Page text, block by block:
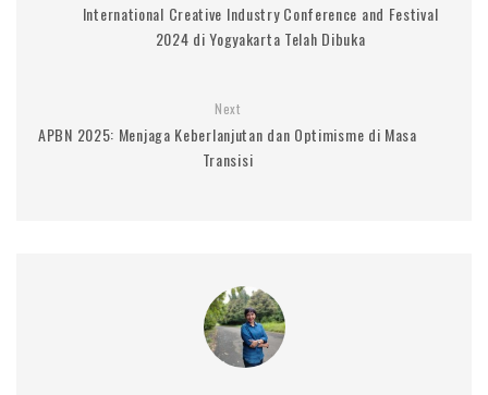
International Creative Industry Conference and Festival
2024 di Yogyakarta Telah Dibuka
Next
APBN 2025: Menjaga Keberlanjutan dan Optimisme di Masa
Transisi